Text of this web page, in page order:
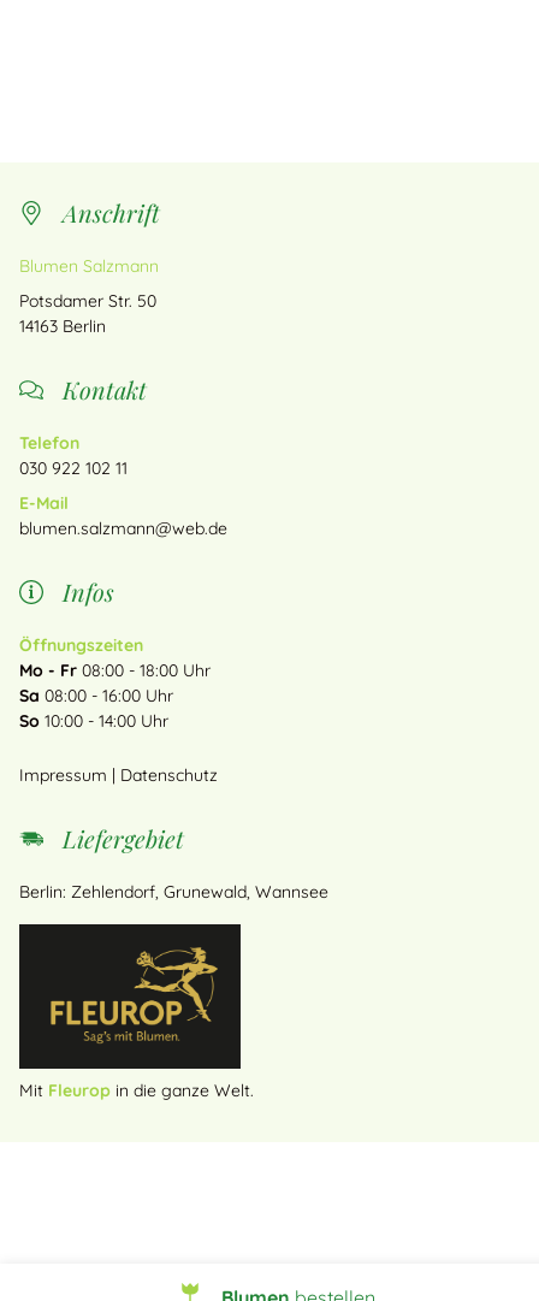
Anschrift
Blumen Salzmann
Potsdamer Str. 50
14163 Berlin
Kontakt
Telefon
030 922 102 11
E-Mail
blumen.salzmann@web.de
Infos
Öffnungszeiten
Mo - Fr 08:00 - 18:00 Uhr
Sa 08:00 - 16:00 Uhr
So 10:00 - 14:00 Uhr
Impressum | Datenschutz
Liefergebiet
Berlin: Zehlendorf, Grunewald, Wannsee
Mit Fleurop in die ganze Welt.